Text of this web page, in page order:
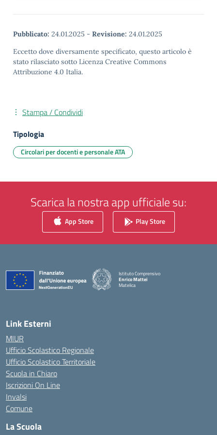
Pubblicato: 24.01.2025 - Revisione: 24.01.2025
Eccetto dove diversamente specificato, questo articolo è
stato rilasciato sotto Licenza Creative Commons
Attribuzione 4.0 Italia.
Stampa / Condividi
Tipologia
Circolari per docenti e personale ATA
Scarica la nostra app ufficiale su:
App Store Play Store
Istituto Comprensivo
Enrico Mattei
Matelica
Link Esterni
MIUR
Ufficio Scolastico Regionale
Ufficio Scolastico Territoriale
Scuola in Chiaro
Iscrizioni On Line
Invalsi
Comune
La Scuola